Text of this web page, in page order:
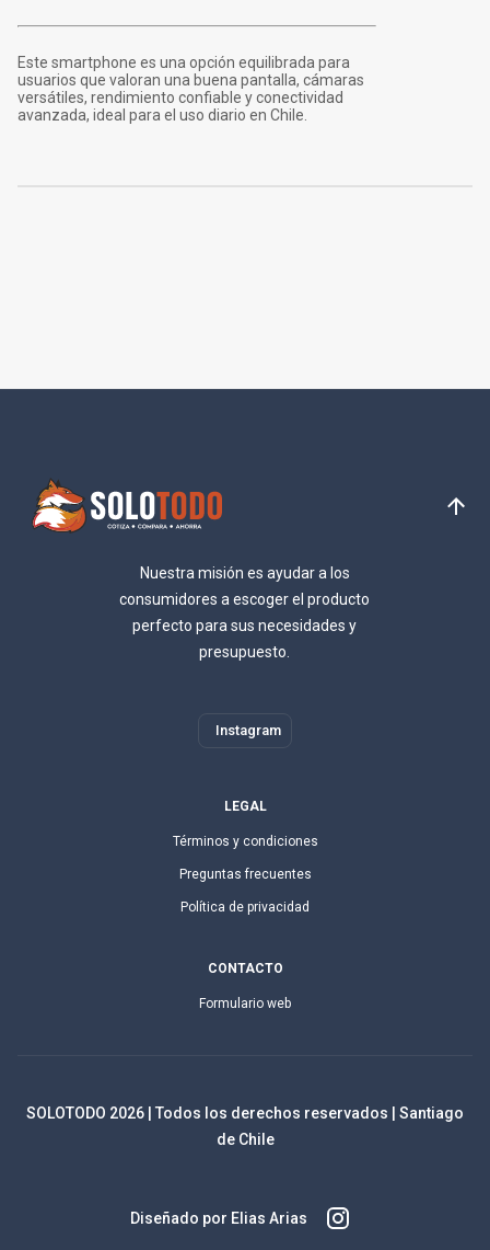
Este smartphone es una opción equilibrada para
usuarios que valoran una buena pantalla, cámaras
versátiles, rendimiento confiable y conectividad
avanzada, ideal para el uso diario en Chile.
Nuestra misión es ayudar a los
consumidores a escoger el producto
perfecto para sus necesidades y
presupuesto.
Instagram
LEGAL
Términos y condiciones
Preguntas frecuentes
Política de privacidad
CONTACTO
Formulario web
SOLOTODO 2026 | Todos los derechos reservados | Santiago
de Chile
Diseñado por Elias Arias